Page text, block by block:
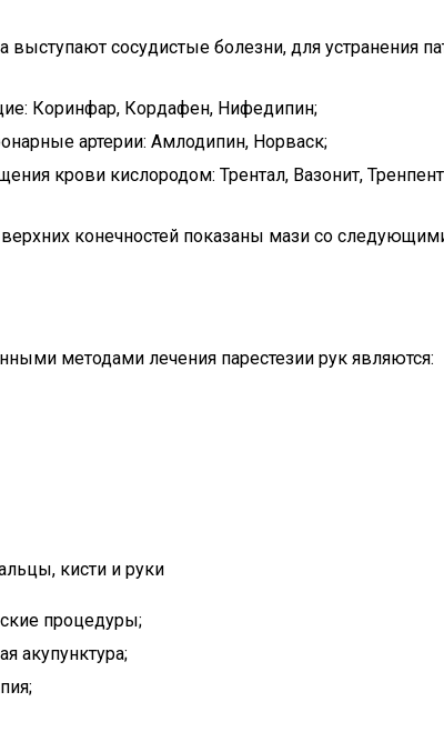
выступают сосудистые болезни, для устранения
Коринфар, Кордафен, Нифедипин;
артерии: Амлодипин, Норваск;
крови кислородом: Трентал, Вазонит,
конечностей показаны мази со
методами лечения парестезии рук являются:
кисти и руки
процедуры;
акупунктура;